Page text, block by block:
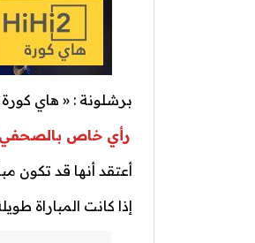
برشلونة : « هاي
رأي خاص بالصحفي
أعتقد أنها قد تكون
إذا كانت المباراة